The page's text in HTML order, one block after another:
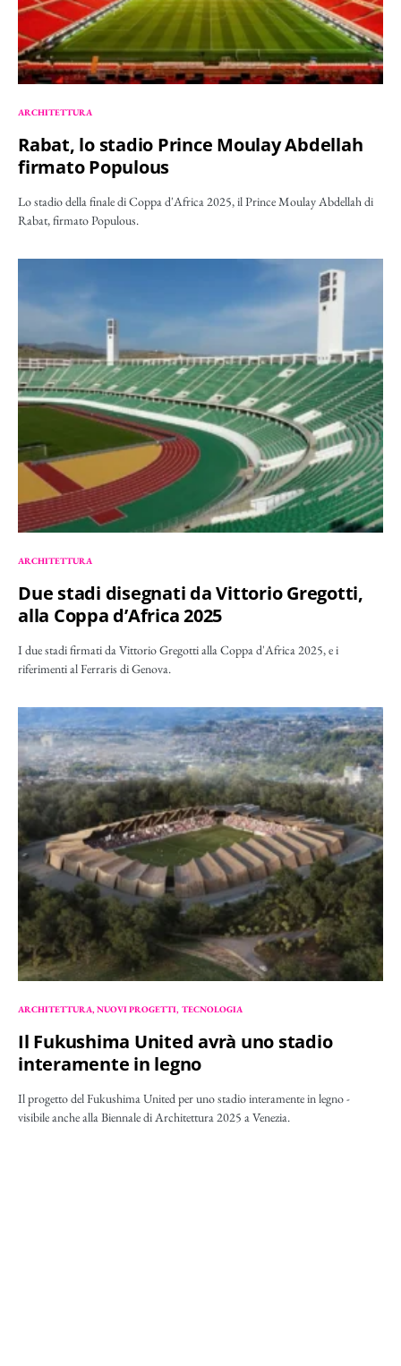
ARCHITETTURA
Rabat, lo stadio Prince Moulay Abdellah
firmato Populous
Lo stadio della finale di Coppa d'Africa 2025, il Prince Moulay Abdellah di
Rabat, firmato Populous.
ARCHITETTURA
Due stadi disegnati da Vittorio Gregotti,
alla Coppa d’Africa 2025
I due stadi firmati da Vittorio Gregotti alla Coppa d'Africa 2025, e i
riferimenti al Ferraris di Genova.
ARCHITETTURA NUOVI PROGETTI TECNOLOGIA
Il Fukushima United avrà uno stadio
interamente in legno
Il progetto del Fukushima United per uno stadio interamente in legno -
visibile anche alla Biennale di Architettura 2025 a Venezia.